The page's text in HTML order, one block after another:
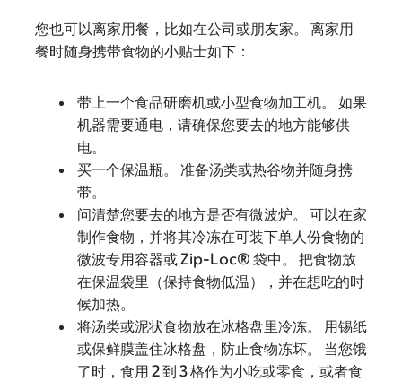
您也可以离家用餐，比如在公司或朋友家。 离家用
餐时随身携带食物的小贴士如下：
带上一个食品研磨机或小型食物加工机。 如果
机器需要通电，请确保您要去的地方能够供
电。
买一个保温瓶。 准备汤类或热谷物并随身携
带。
问清楚您要去的地方是否有微波炉。 可以在家
制作食物，并将其冷冻在可装下单人份食物的
微波专用容器或 Zip-Loc® 袋中。 把食物放
在保温袋里（保持食物低温），并在想吃的时
候加热。
将汤类或泥状食物放在冰格盘里冷冻。 用锡纸
或保鲜膜盖住冰格盘，防止食物冻坏。 当您饿
了时，食用 2 到 3 格作为小吃或零食，或者食